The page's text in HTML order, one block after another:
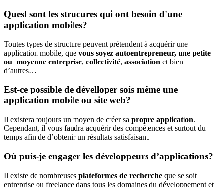
Quesl sont les strucures qui ont besoin d'une
application mobiles?
Toutes types de structure peuvent prétendent à acquérir une
application mobile, que vous soyez autoentrepreneur, une petite
ou moyenne entreprise, collectivité, association et bien
d’autres…
Est-ce possible de dévelloper sois même une
application mobile ou site web?
Il existera toujours un moyen de créer sa propre application.
Cependant, il vous faudra acquérir des compétences et surtout du
temps afin de d’obtenir un résultats satisfaisant.
Où puis-je engager les développeurs d’applications?
Il existe de nombreuses plateformes de recherche que se soit
entreprise ou freelance dans tous les domaines du développement et